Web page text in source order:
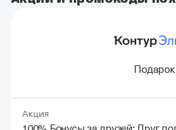
Подарок
Акция